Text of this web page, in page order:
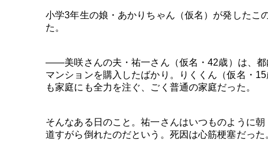
小学3年生の娘・あかりちゃん（仮名）が発したこ
た。
――美咲さんの夫・祐一さん（仮名・42歳）は、
マンションを購入したばかり。りくくん（仮名・
も家庭にも全力を注ぐ、ごく普通の家庭だった。
そんなある日のこと。祐一さんはいつものように
道すがら倒れたのだという。死因は心筋梗塞だった